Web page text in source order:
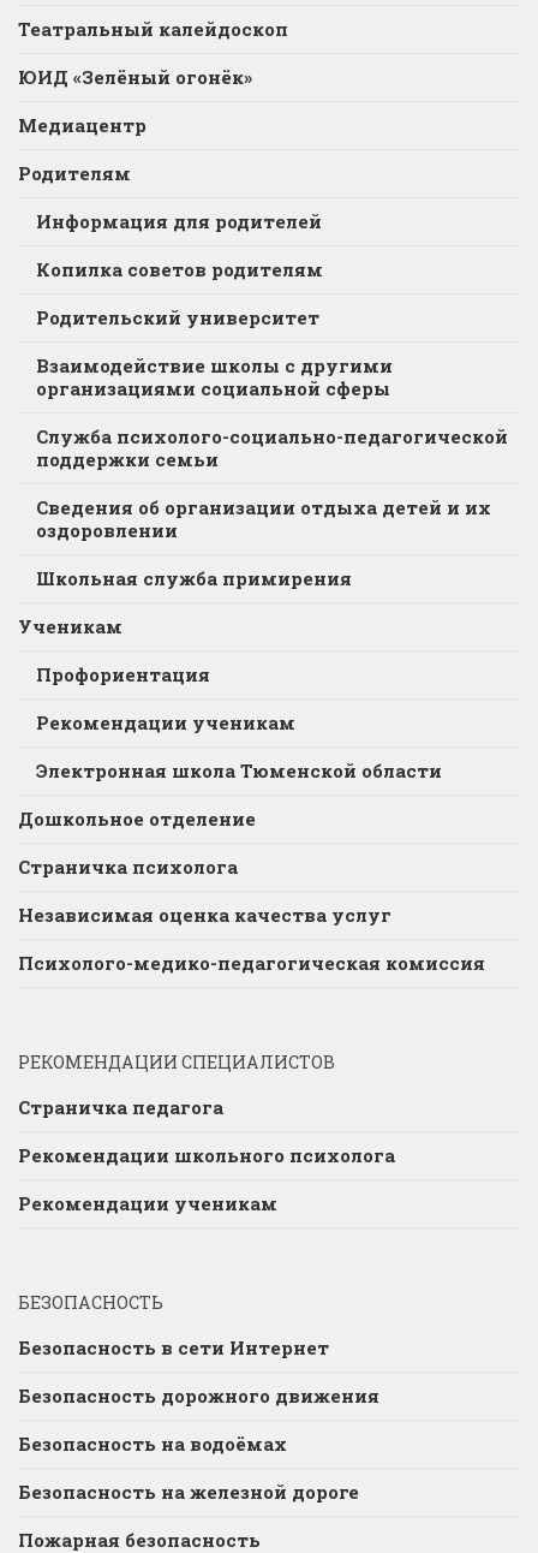
Театральный калейдоскоп
ЮИД «Зелёный огонёк»
Медиацентр
Родителям
Информация для родителей
Копилка советов родителям
Родительский университет
Взаимодействие школы с другими
организациями социальной сферы
Служба психолого-социально-педагогической
поддержки семьи
Сведения об организации отдыха детей и их
оздоровлении
Школьная служба примирения
Ученикам
Профориентация
Рекомендации ученикам
Электронная школа Тюменской области
Дошкольное отделение
Страничка психолога
Независимая оценка качества услуг
Психолого-медико-педагогическая комиссия
РЕКОМЕНДАЦИИ СПЕЦИАЛИСТОВ
Страничка педагога
Рекомендации школьного психолога
Рекомендации ученикам
БЕЗОПАСНОСТЬ
Безопасность в сети Интернет
Безопасность дорожного движения
Безопасность на водоёмах
Безопасность на железной дороге
Пожарная безопасность